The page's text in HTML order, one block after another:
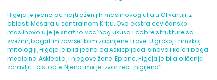
Higeja je jedno od najtraženijih maslinovog ulja u Olivartiji iz
oblasti Mesara u centralnom Kritu. Ovo ekstra devičansko
maslinovo ulje je snažno voc´nog ukusa i dobre strukture sa
svežim, bogatim završetkom začinjene trave. U grčkoj i rimskoj
mitologiji, Higeja je bila jedna od Asklepijada, sinova i kc´eri boga
medicine, Asklepija, i njegove žene, Epione. Higeja je bila oličenje
zdravlja i čistoc´e. Njeno ime je izvor reči „higijena“.